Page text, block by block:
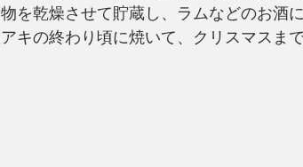
物を乾燥させて貯蔵し、ラムなどのお酒
アキの終わり頃に焼いて、クリスマスま